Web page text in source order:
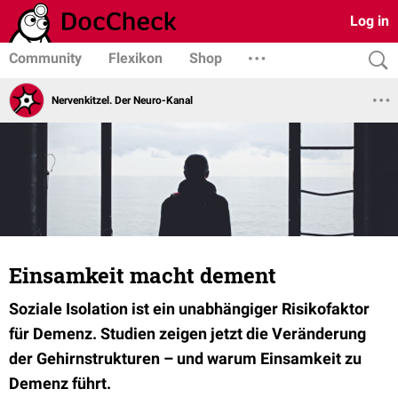
Log in
Community Flexikon Shop
Nervenkitzel. Der Neuro-Kanal
Einsamkeit macht dement
Soziale Isolation ist ein unabhängiger Risikofaktor
für Demenz. Studien zeigen jetzt die Veränderung
der Gehirnstrukturen – und warum Einsamkeit zu
Demenz führt.